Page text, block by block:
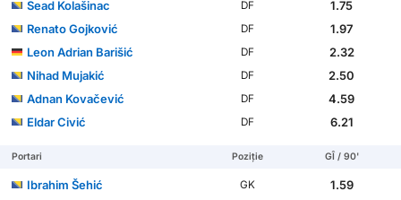
Sead Kolašinac
DF
1.75
Renato Gojković
DF
1.97
Leon Adrian Barišić
DF
2.32
Nihad Mujakić
DF
2.50
Adnan Kovačević
DF
4.59
Eldar Civić
DF 6.21
Portari Poziție GÎ / 90'
Ibrahim Šehić GK
1.59